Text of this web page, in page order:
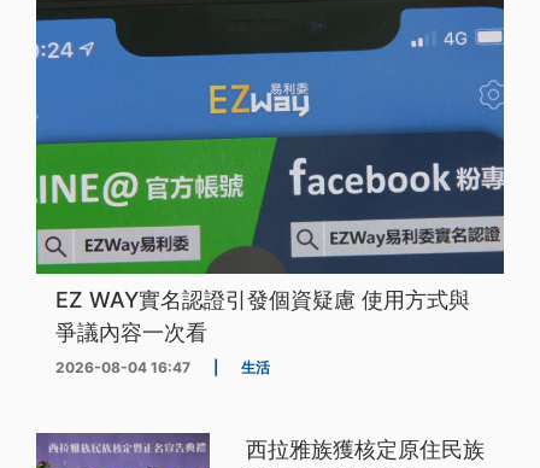
EZ WAY實名認證引發個資疑慮 使用方式與
爭議內容一次看
2026-08-04 16:47 生活
西拉雅族獲核定原住民族